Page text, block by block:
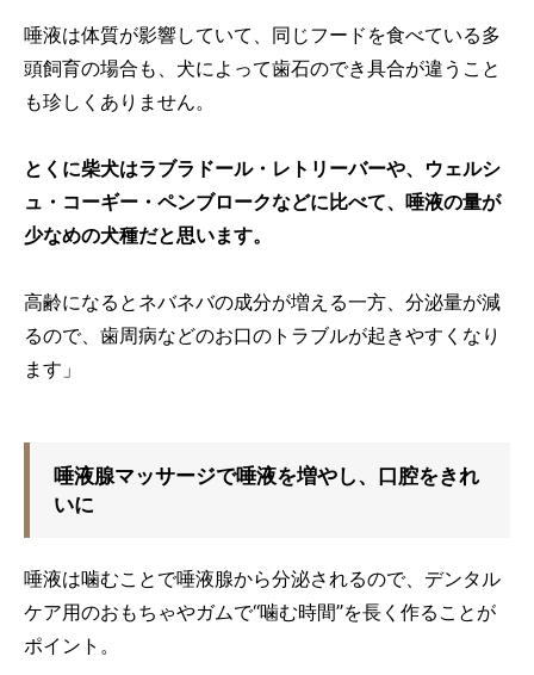
唾液は体質が影響していて、同じフードを食べている多
頭飼育の場合も、犬によって歯石のでき具合が違うこと
も珍しくありません。
とくに柴犬はラブラドール・レトリーバーや、ウェルシ
ュ・コーギー・ペンブロークなどに比べて、唾液の量が
少なめの犬種だと思います。
高齢になるとネバネバの成分が増える一方、分泌量が減
るので、歯周病などのお口のトラブルが起きやすくなり
ます」
唾液腺マッサージで唾液を増やし、口腔をきれ
いに
唾液は噛むことで唾液腺から分泌されるので、デンタル
ケア用のおもちゃやガムで“噛む時間”を長く作ることが
ポイント。